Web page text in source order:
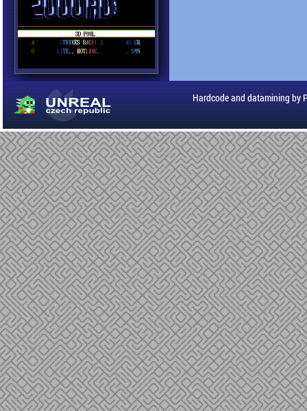
Hardcode and datamining by